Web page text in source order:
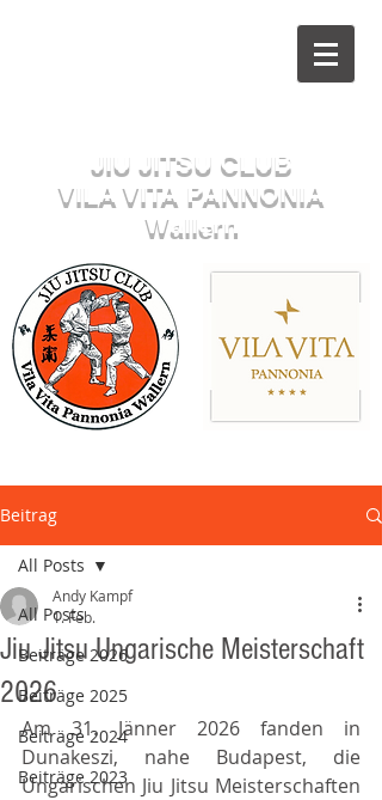
JIU JITSU CLUB
VILA VITA PANNONIA
Wallern
Beitrag
All Posts
Beiträge 2026
Beiträge 2025
Beiträge 2024
Beiträge 2023
All Posts
Jiu Jitsu Ungarische Meisterschaft
2026
Andy Kampf
1. Feb.
Am 31. Jänner 2026 fanden in
Dunakeszi, nahe Budapest, die
Ungarischen Jiu Jitsu Meisterschaften